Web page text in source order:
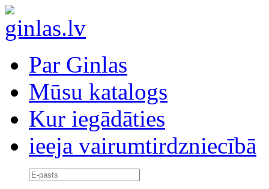
Par Ginlas
Mūsu katalogs
Kur iegādāties
ieeja vairumtirdzniecībā